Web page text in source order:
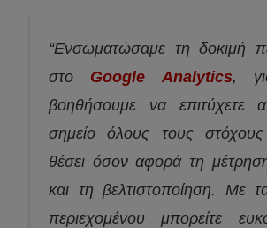
“Ενσωματώσαμε τη δοκιμή
στο Google Analytics,
βοηθήσουμε να επιτύχετε
σημείο όλους τους
θέσει όσον αφορά τη
και τη βελτιστοποίηση. Με
περιεχομένου μπορείτε